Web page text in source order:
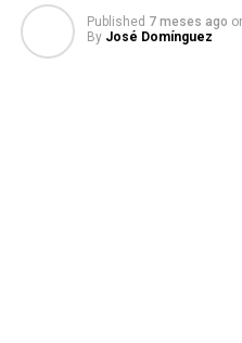
Published 7 meses ago
By José Domínguez